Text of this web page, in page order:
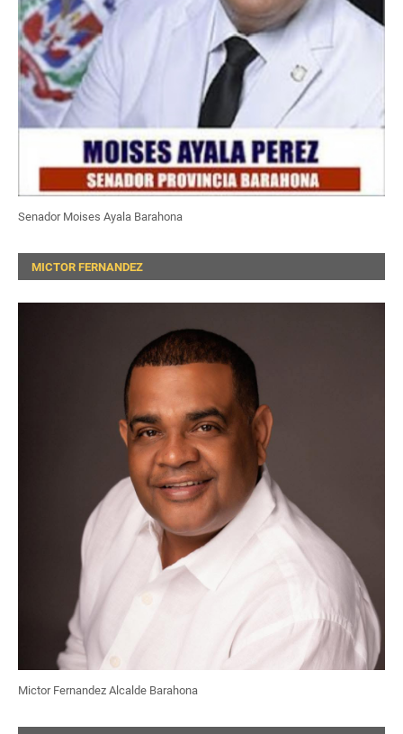
Senador Moises Ayala Barahona
MICTOR FERNANDEZ
Mictor Fernandez Alcalde Barahona